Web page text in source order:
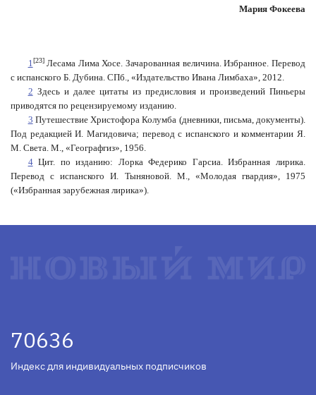
Мария Фокеева
1[23]Лесама Лима Хосе. Зачарованная величина. Избранное. Перевод
с испанского Б. Дубина. СПб., «Издательство Ивана Лимбаха», 2012.
2 Здесь и далее цитаты из предисловия и произведений Пиньеры
приводятся по рецензируемому изданию.
3 Путешествие Христофора Колумба (дневники, письма, документы).
Под редакцией И. Магидовича; перевод с испанского и комментарии Я.
М. Света. М., «Географгиз», 1956.
4Цит. по изданию: Лорка Федерико Гарсиа. Избранная лирика.
Перевод с испанского И. Тыняновой. М., «Молодая гвардия», 1975
(«Избранная зарубежная лирика»).
70636
Индекс для индивидуальных подписчиков